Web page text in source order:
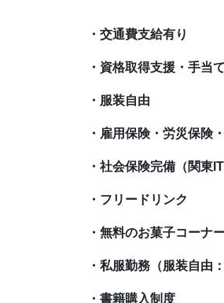
・交通費支給有り
・資格取得支援・手当
・服装自由
・雇用保険・労災保険
・社会保険完備（関東
・フリードリンク
・無料のお菓子コーナ
・私服勤務（服装自由
・書籍購入制度